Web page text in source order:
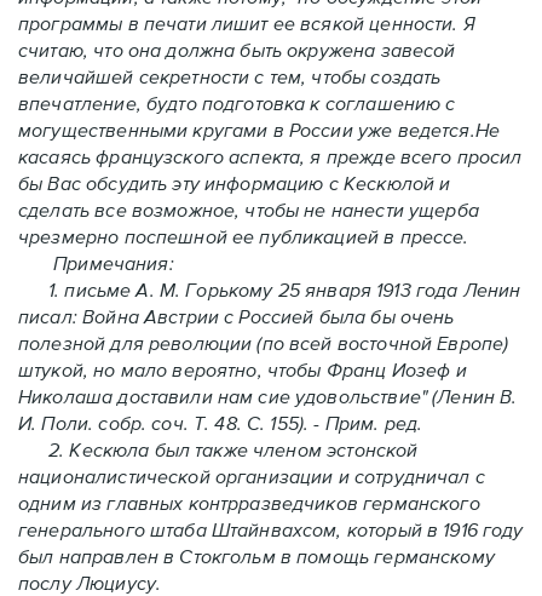
программы в печати лишит ее всякой ценности. Я
считаю, что она должна быть окружена завесой
величайшей секретности с тем, чтобы создать
впечатление, будто подготовка к соглашению с
могущественными кругами в России уже ведется.Не
касаясь французского аспекта, я прежде всего просил
бы Вас обсудить эту информацию с Кескюлой и
сделать все возможное, чтобы не нанести ущерба
чрезмерно поспешной ее публикацией в прессе.
Примечания:
1. письме А. М. Горькому 25 января 1913 года Ленин
писал: Война Австрии с Россией была бы очень
полезной для революции (по всей восточной Европе)
штукой, но мало вероятно, чтобы Франц Иозеф и
Николаша доставили нам сие удовольствие" (Ленин В.
И. Поли. собр. соч. Т. 48. С. 155). - Прим. ред.
2. Кескюла был также членом эстонской
националистической организации и сотрудничал с
одним из главных контрразведчиков германского
генерального штаба Штайнвахсом, который в 1916 году
был направлен в Стокгольм в помощь германскому
послу Люциусу.